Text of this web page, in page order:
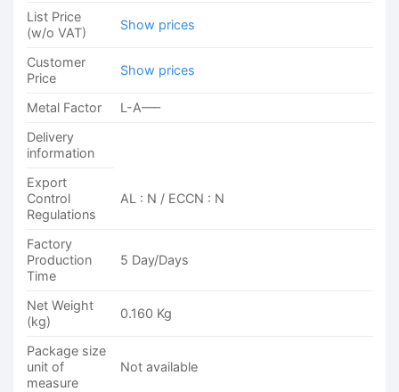
List Price
(w/o VAT)
Show prices
Customer
Price
Show prices
Metal Factor
L-A—–
Delivery
information
Export
Control
Regulations
AL : N / ECCN : N
Factory
Production
Time
5 Day/Days
Net Weight
(kg)
0.160 Kg
Package size
unit of
measure
Not available